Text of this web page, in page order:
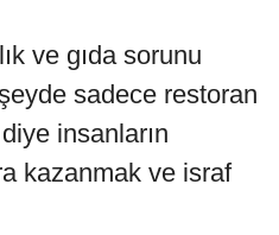
ve gıda sorunu
sadece restoran
insanların
kazanmak ve israf